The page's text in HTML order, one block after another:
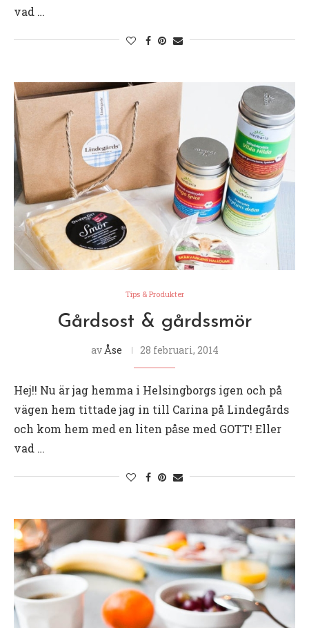
vad …
Tips & Produkter
Gårdsost & gårdssmör
av Åse 28 februari, 2014
Hej!! Nu är jag hemma i Helsingborgs igen och på
vägen hem tittade jag in till Carina på Lindegårds
och kom hem med en liten påse med GOTT! Eller
vad …